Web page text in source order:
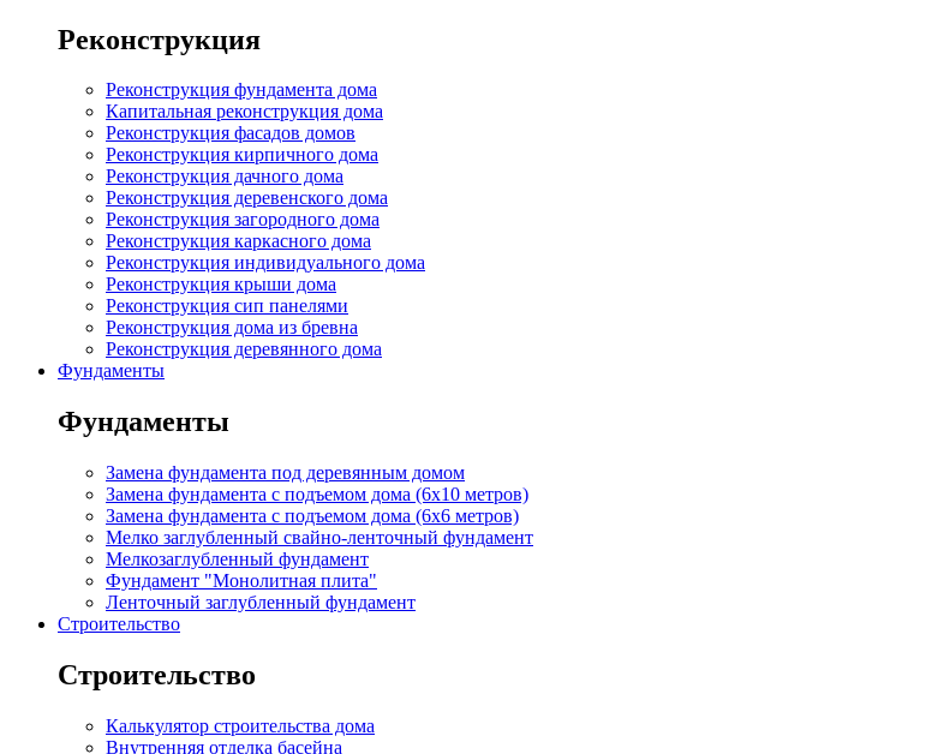
Реконструкция
Реконструкция фундамента дома
Капитальная реконструкция дома
Реконструкция фасадов домов
Реконструкция кирпичного дома
Реконструкция дачного дома
Реконструкция деревенского дома
Реконструкция загородного дома
Реконструкция каркасного дома
Реконструкция индивидуального дома
Реконструкция крыши дома
Реконструкция сип панелями
Реконструкция дома из бревна
Реконструкция деревянного дома
Фундаменты
Фундаменты
Замена фундамента под деревянным домом
Замена фундамента с подъемом дома (6x10 метров)
Замена фундамента с подъемом дома (6x6 метров)
Мелко заглубленный свайно-ленточный фундамент
Мелкозаглубленный фундамент
Фундамент "Монолитная плита"
Ленточный заглубленный фундамент
Строительство
Строительство
Калькулятор строительства дома
Внутренняя отделка басейна